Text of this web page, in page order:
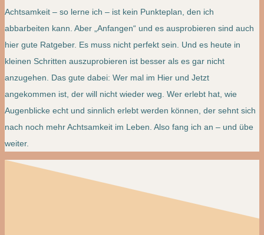
Achtsamkeit – so lerne ich – ist kein Punkteplan, den ich
abbarbeiten kann. Aber „Anfangen“ und es ausprobieren sind auch
hier gute Ratgeber. Es muss nicht perfekt sein. Und es heute in
kleinen Schritten auszuprobieren ist besser als es gar nicht
anzugehen. Das gute dabei: Wer mal im Hier und Jetzt
angekommen ist, der will nicht wieder weg. Wer erlebt hat, wie
Augenblicke echt und sinnlich erlebt werden können, der sehnt sich
nach noch mehr Achtsamkeit im Leben. Also fang ich an – und übe
weiter.